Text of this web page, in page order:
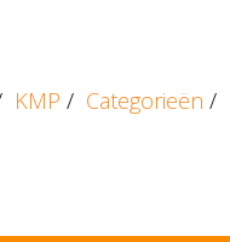
KMP / Categorieën /